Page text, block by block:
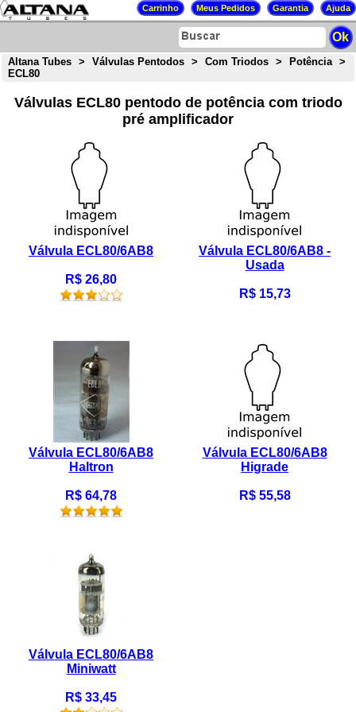
Altana Tubes > Válvulas Pentodos > Com Triodos > Potência
>
ECL80
Válvulas ECL80 pentodo de potência com triodo
pré amplificador
Válvula ECL80/6AB8
R$ 26,80
Válvula ECL80/6AB8 -
Usada
R$ 15,73
Válvula ECL80/6AB8
Haltron
R$ 64,78
Válvula ECL80/6AB8
Higrade
R$ 55,58
Válvula ECL80/6AB8
Miniwatt
R$ 33,45